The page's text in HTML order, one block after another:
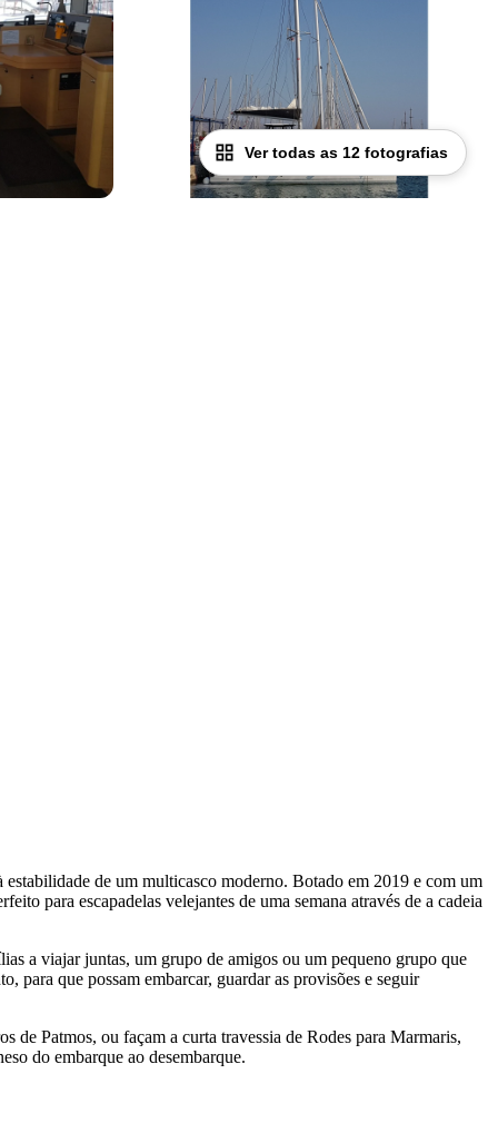
Ver todas as 12 fotografias
de um multicasco moderno. Botado em 2019 e com um
para escapadelas velejantes de uma semana através de a cadeia
a viajar juntas, um grupo de amigos ou um pequeno grupo que
para que possam embarcar, guardar as provisões e seguir
de Patmos, ou façam a curta travessia de Rodes para Marmaris,
do embarque ao desembarque.